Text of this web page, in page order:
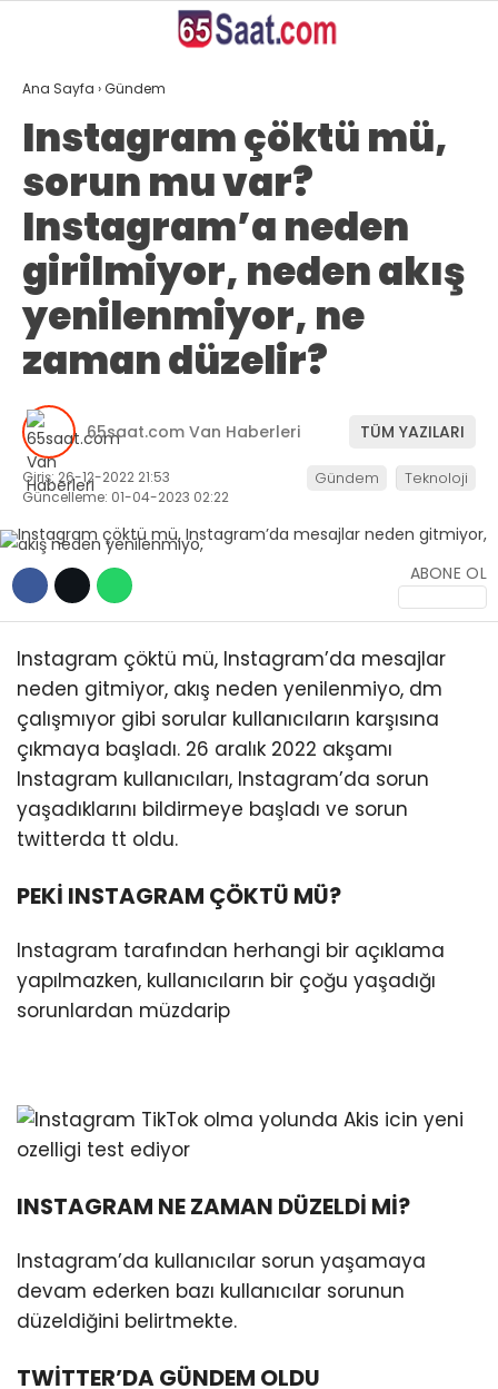
WhatsApp İhbar
Hattı
Facebook
Youtube
27.4
ANASAYFA
VAN
BÖLGE
GÜNDEM
EKONOMİ
SİYASET
SAĞLIK
SPOR
TEKNOLOJİ
Ana Sayfa ›Gündem
Instagram çöktü mü,
sorun mu var?
Instagram’a neden
girilmiyor, neden akış
yenilenmiyor, ne
zaman düzelir?
65saat.com Van Haberleri TÜM YAZILARI
Giriş: 26-12-2022 21:53
Güncelleme: 01-04-2023 02:22
Gündem Teknoloji
ABONE OL
Instagram çöktü mü, Instagram’da mesajlar
neden gitmiyor, akış neden yenilenmiyo, dm
çalışmıyor gibi sorular kullanıcıların karşısına
çıkmaya başladı. 26 aralık 2022 akşamı
Instagram kullanıcıları, Instagram’da sorun
yaşadıklarını bildirmeye başladı ve sorun
twitterda tt oldu.
PEKİ INSTAGRAM ÇÖKTÜ MÜ?
Instagram tarafından herhangi bir açıklama
yapılmazken, kullanıcıların bir çoğu yaşadığı
sorunlardan müzdarip
INSTAGRAM NE ZAMAN DÜZELDİ Mİ?
Instagram’da kullanıcılar sorun yaşamaya
devam ederken bazı kullanıcılar sorunun
düzeldiğini belirtmekte.
TWİTTER’DA GÜNDEM OLDU